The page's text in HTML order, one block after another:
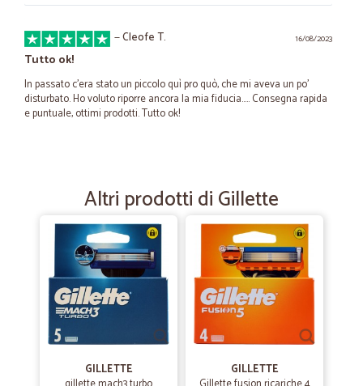
16/08/2023
—Cleofe T.
Tutto ok!
In passato c’era stato un piccolo quì pro quò, che mi aveva un po’
disturbato. Ho voluto riporre ancora la mia fiducia….. Consegna rapida
e puntuale, ottimi prodotti. Tutto ok!
Come prima volta sono molto soddisfatta…
Come prima volta sono molto soddisfatta spedizione Super veloce
30/08/2021
—Alberto B.
Affidabili e puntuali
Ottimo - molto soddisfatto. Ho piu volte fatto acquisti con Cicalia e il
servizio è stato eccellente. Affidabili e puntuali. Mai avuto il minimo
problema. Grazie!
Altri prodotti di Gillette
GILLETTE
GILLETTE